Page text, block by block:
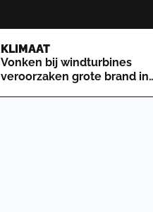
KLIMAAT
Vonken bij windturbines
veroorzaken grote brand in